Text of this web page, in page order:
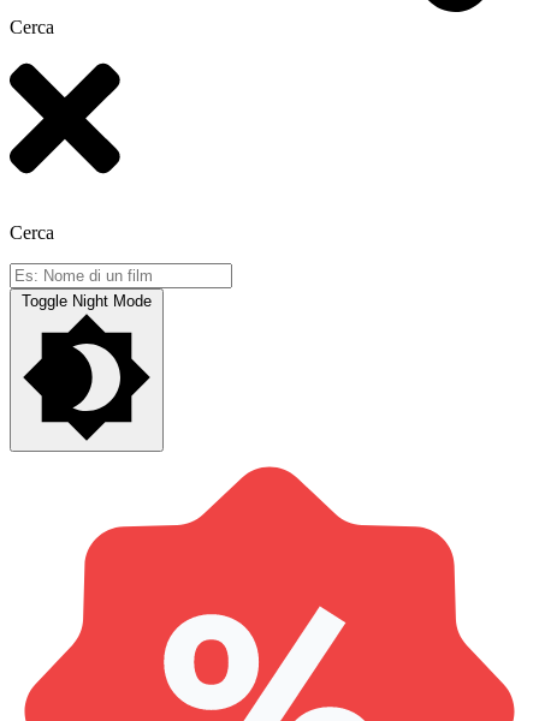
Cerca
Cerca
Toggle Night Mode